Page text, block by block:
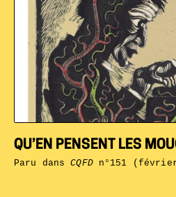
QU’EN PENSENT LES
Paru dansCQFDn°151 (février